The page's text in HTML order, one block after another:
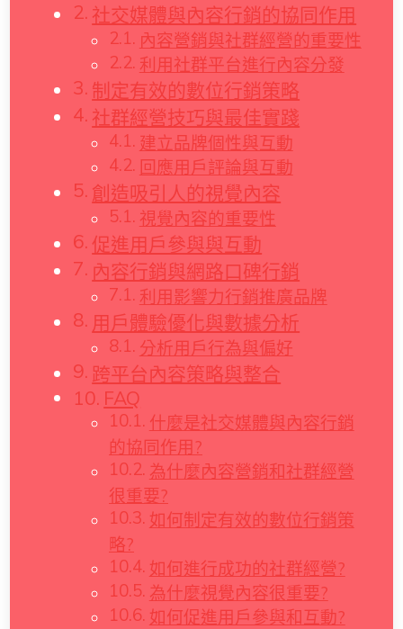
社交媒體與內容行銷的協同作用
內容營銷與社群經營的重要性
利用社群平台進行內容分發
制定有效的數位行銷策略
社群經營技巧與最佳實踐
建立品牌個性與互動
回應用戶評論與互動
創造吸引人的視覺內容
視覺內容的重要性
促進用戶參與與互動
內容行銷與網路口碑行銷
利用影響力行銷推廣品牌
用戶體驗優化與數據分析
分析用戶行為與偏好
跨平台內容策略與整合
FAQ
什麼是社交媒體與內容行銷
的協同作用?
為什麼內容營銷和社群經營
很重要?
如何制定有效的數位行銷策
略?
如何進行成功的社群經營?
為什麼視覺內容很重要?
如何促進用戶參與和互動?